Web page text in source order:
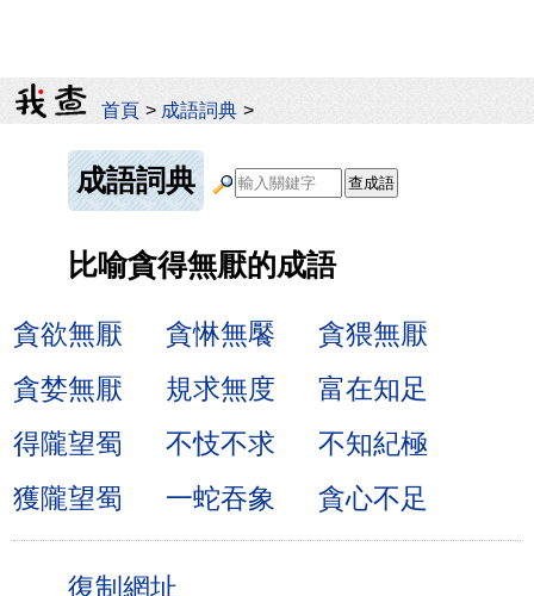
首頁 > 成語詞典 >
成語詞典
比喻貪得無厭的成語
貪欲無厭 貪惏無饜
貪猥無厭
貪婪無厭
規求無度
富在知足
得隴望蜀
不忮不求
不知紀極
獲隴望蜀
一蛇吞象 貪心不足